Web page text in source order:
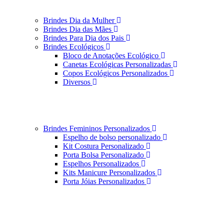
Brindes Dia da Mulher
Brindes Dia das Mães
Brindes Para Dia dos Pais
Brindes Ecológicos
Bloco de Anotações Ecológico
Canetas Ecológicas Personalizadas
Copos Ecológicos Personalizados
Diversos
Brindes Femininos Personalizados
Espelho de bolso personalizado
Kit Costura Personalizado
Porta Bolsa Personalizado
Espelhos Personalizados
Kits Manicure Personalizados
Porta Jóias Personalizados